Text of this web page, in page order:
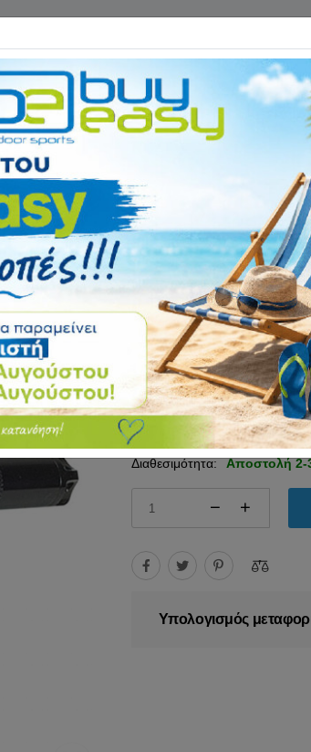
ΕΙΔΗ CAMPING Επικοινωνία
Αρχική ΕΙΔΗ CAMPING
Φακός Maglite
Αξιολόγηση:
ΚωδικόςM3A 012
18.90€ 25.00€
Διαθεσιμότητα: Αποστολή 2-
Υπολογισμός